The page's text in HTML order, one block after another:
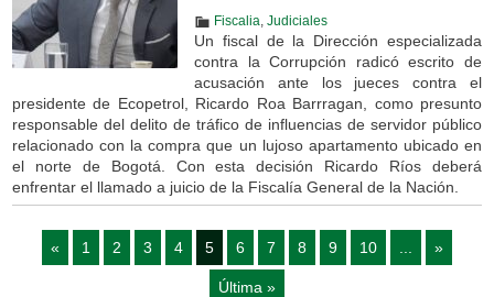
Fiscalia Judiciales
Un fiscal de la Dirección especializada
contra la Corrupción radicó escrito de
acusación ante los jueces contra el
presidente de Ecopetrol, Ricardo Roa Barrragan, como presunto
responsable del delito de tráfico de influencias de servidor público
relacionado con la compra que un lujoso apartamento ubicado en
el norte de Bogotá. Con esta decisión Ricardo Ríos deberá
enfrentar el llamado a juicio de la Fiscalía General de la Nación.
« 1 2 3 4 5 6 7 8 9 10 »
Última »